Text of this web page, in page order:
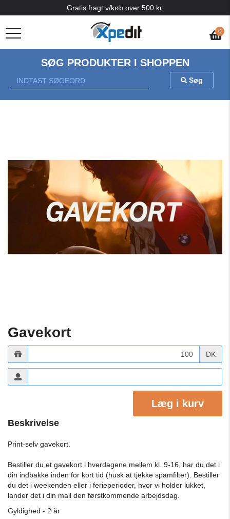
0
Gratis fragt v/køb over 500 kr.
SØG PRODUKTER I SHOPPEN
Søg
Gavekort
DK
Læg i kurv
Beskrivelse
Print-selv gavekort.
Bestiller du et gavekort i hverdagene mellem kl. 9-16, har du det i
din indbakke inden for kort tid (husk at tjekke spamfilter). Bestiller
du det i weekenden eller i ferieperioder, hvor vi holder lukket,
lander det i din mail den førstkommende arbejdsdag.
Gyldighed - 2 år